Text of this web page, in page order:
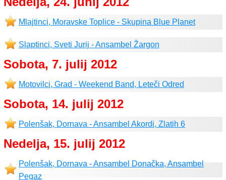
Mlajtinci, Moravske Toplice - Skupina Blue Planet
Slaptinci, Sveti Jurij - Ansambel Žargon
Sobota, 7. julij 2012
Motovilci, Grad - Weekend Band, Leteči Odred
Sobota, 14. julij 2012
Polenšak, Dornava - Ansambel Akordi, Zlatih 6
Nedelja, 15. julij 2012
Polenšak, Dornava - Ansambel Donačka, Ansambel
Pegaz